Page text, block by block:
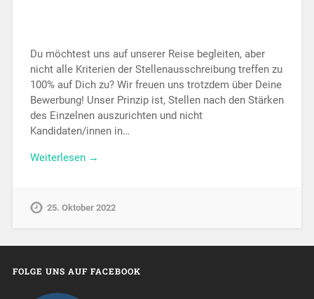
Du möchtest uns auf unserer Reise begleiten, aber
nicht alle Kriterien der Stellenausschreibung treffen zu
100% auf Dich zu? Wir freuen uns trotzdem über Deine
Bewerbung! Unser Prinzip ist, Stellen nach den Stärken
des Einzelnen auszurichten und nicht
Kandidaten/innen in…
Weiterlesen →
25. Oktober 2022
FOLGE UNS AUF FACEBOOK